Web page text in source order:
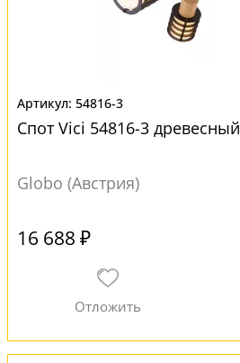
54816-3
Спот Vici 54816-3 древесный
Globo (Австрия)
16 688 ₽